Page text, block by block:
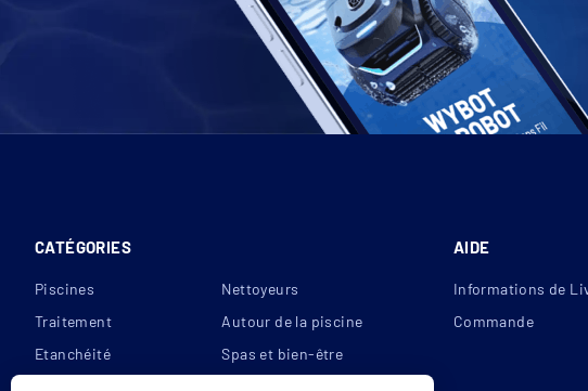
CATÉGORIES
Piscines
Traitement
Etanchéité
Nettoyeurs
Autour de la piscine
Spas et bien-être
AIDE
Informations de
Commande